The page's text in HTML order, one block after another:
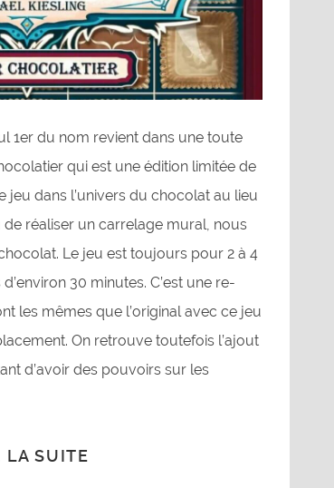
1er du nom revient dans une toute
qui est une édition limitée de
jeu dans l’univers du chocolat au lieu
réaliser un carrelage mural, nous
Le jeu est toujours pour 2 à 4
30 minutes. C’est une re-
les mêmes que l’original avec ce jeu
On retrouve toutefois l’ajout
d’avoir des pouvoirs sur les
LA SUITE